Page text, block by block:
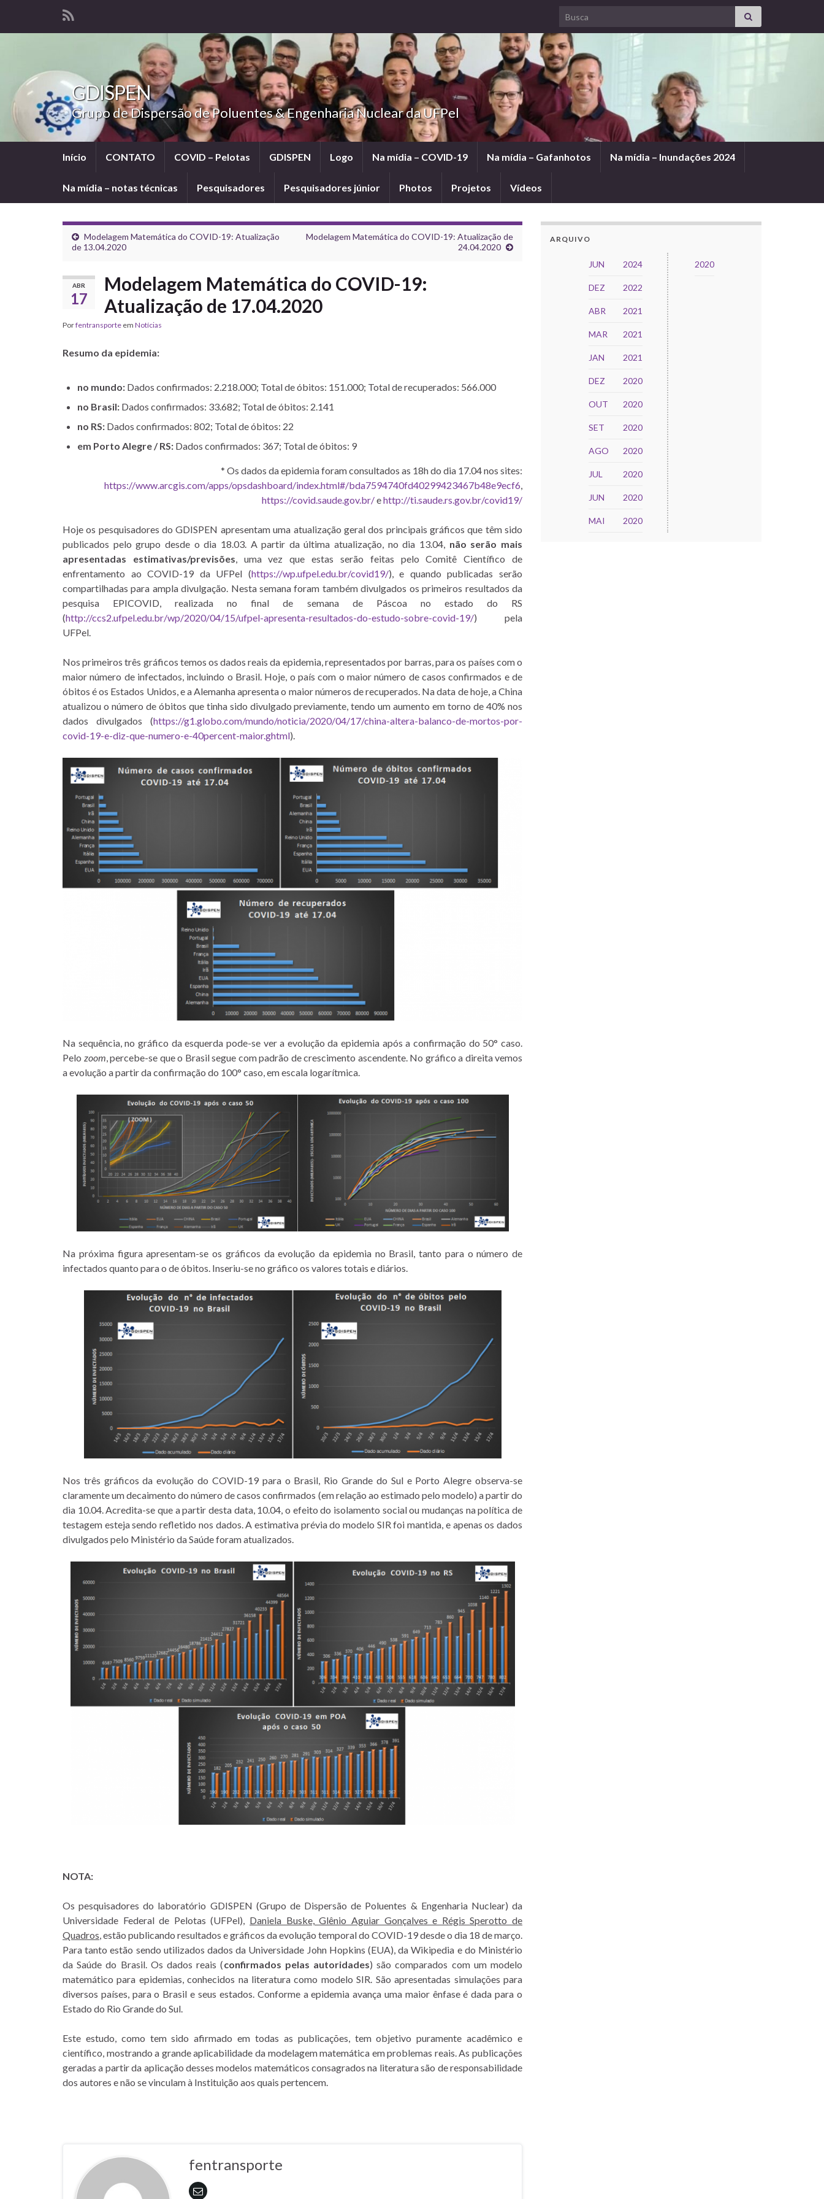
Search for:
GDISPEN
Grupo de Dispersão de Poluentes & Engenharia Nuclear da UFPel
Início CONTATO COVID – Pelotas GDISPEN Logo Na mídia – COVID-19 Na mídia – Gafanhotos Na mídia – Inundações 2024
Na mídia – notas técnicas Pesquisadores Pesquisadores júnior Photos Projetos Vídeos
Modelagem Matemática do COVID-19: Atualização
de 13.04.2020
Modelagem Matemática do COVID-19: Atualização de
24.04.2020
ABR
17
Modelagem Matemática do COVID-19:
Atualização de 17.04.2020
Porfentransporte em Notícias
Resumo da epidemia:
no mundo: Dados confirmados: 2.218.000; Total de óbitos: 151.000; Total de recuperados: 566.000
no Brasil: Dados confirmados: 33.682; Total de óbitos: 2.141
no RS: Dados confirmados: 802; Total de óbitos: 22
em Porto Alegre / RS: Dados confirmados: 367; Total de óbitos: 9
* Os dados da epidemia foram consultados as 18h do dia 17.04 nos sites:
https://www.arcgis.com/apps/opsdashboard/index.html#/bda7594740fd40299423467b48e9ecf6
https://covid.saude.gov.br/ehttp://ti.saude.rs.gov.br/covid19/
Hoje os pesquisadores do GDISPEN apresentam uma atualização geral dos principais gráficos que têm sido
publicados pelo grupo desde o dia 18.03. A partir da última atualização, no dia 13.04, não serão mais
apresentadas estimativas/previsões , uma vez que estas serão feitas pelo Comitê Científico de
enfrentamento ao COVID-19 da UFPel (https://wp.ufpel.edu.br/covid19/), e quando publicadas serão
compartilhadas para ampla divulgação. Nesta semana foram também divulgados os primeiros resultados da
pesquisa EPICOVID, realizada no final de semana de Páscoa no estado do RS
(http://ccs2.ufpel.edu.br/wp/2020/04/15/ufpel-apresenta-resultados-do-estudo-sobre-covid-19/) pela
UFPel.
Nos primeiros três gráficos temos os dados reais da epidemia, representados por barras, para os países com o
maior número de infectados, incluindo o Brasil. Hoje, o país com o maior número de casos confirmados e de
óbitos é os Estados Unidos, e a Alemanha apresenta o maior números de recuperados. Na data de hoje, a China
atualizou o número de óbitos que tinha sido divulgado previamente, tendo um aumento em torno de 40% nos
dados divulgados (https://g1.globo.com/mundo/noticia/2020/04/17/china-altera-balanco-de-mortos-por-
covid-19-e-diz-que-numero-e-40percent-maior.ghtml).
Na sequência, no gráfico da esquerda pode-se ver a evolução da epidemia após a confirmação do 50° caso.
Pelo zoom, percebe-se que o Brasil segue com padrão de crescimento ascendente. No gráfico a direita vemos
a evolução a partir da confirmação do 100° caso, em escala logarítmica.
Na próxima figura apresentam-se os gráficos da evolução da epidemia no Brasil, tanto para o número de
infectados quanto para o de óbitos. Inseriu-se no gráfico os valores totais e diários.
Nos três gráficos da evolução do COVID-19 para o Brasil, Rio Grande do Sul e Porto Alegre observa-se
claramente um decaimento do número de casos confirmados (em relação ao estimado pelo modelo) a partir do
dia 10.04. Acredita-se que a partir desta data, 10.04, o efeito do isolamento social ou mudanças na política de
testagem esteja sendo refletido nos dados. A estimativa prévia do modelo SIR foi mantida, e apenas os dados
divulgados pelo Ministério da Saúde foram atualizados.
NOTA:
Os pesquisadores do laboratório GDISPEN (Grupo de Dispersão de Poluentes & Engenharia Nuclear) da
Universidade Federal de Pelotas (UFPel), Daniela Buske, Glênio Aguiar Gonçalves e Régis Sperotto de
Quadros , estão publicando resultados e gráficos da evolução temporal do COVID-19 desde o dia 18 de março.
Para tanto estão sendo utilizados dados da Universidade John Hopkins (EUA), da Wikipedia e do Ministério
da Saúde do Brasil. Os dados reais (confirmados pelas autoridades) são comparados com um modelo
matemático para epidemias, conhecidos na literatura como modelo SIR. São apresentadas simulações para
diversos países, para o Brasil e seus estados. Conforme a epidemia avança uma maior ênfase é dada para o
Estado do Rio Grande do Sul.
Este estudo, como tem sido afirmado em todas as publicações, tem objetivo puramente acadêmico e
científico, mostrando a grande aplicabilidade da modelagem matemática em problemas reais. As publicações
geradas a partir da aplicação desses modelos matemáticos consagrados na literatura são de responsabilidade
dos autores e não se vinculam à Instituição aos quais pertencem.
fentransporte
ARQUIVO
JUN 2024
DEZ 2022
ABR 2021
MAR 2021
JAN 2021
DEZ 2020
OUT 2020
SET 2020
AGO 2020
JUL 2020
JUN 2020
MAI 2020
2020